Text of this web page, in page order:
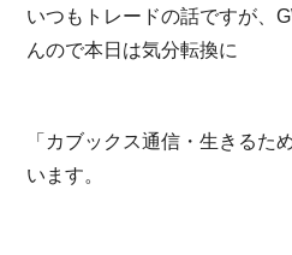
いつもトレードの話ですが、
んので本日は気分転換に
「カブックス通信・生きるた
います。